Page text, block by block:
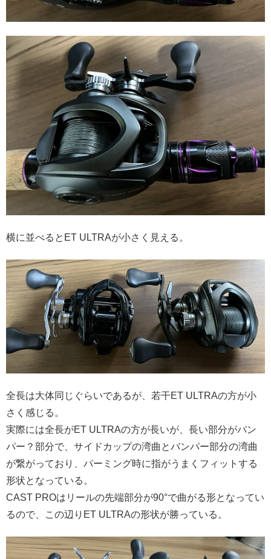
横に並べるとET ULTRAが小さく見える。
全長は大体同じぐらいであるが、若干ET ULTRAの方が小
さく感じる。
実際には全長がET ULTRAの方が長いが、長い部分がバン
パー？部分で、サイドカップの湾曲とバンパー部分の湾曲
が繋がっており、パーミング時に指がうまくフィットする
形状となっている。
CAST PROはリールの先端部分が90°で曲がる形となってい
るので、この辺りET ULTRAの形状が勝っている。